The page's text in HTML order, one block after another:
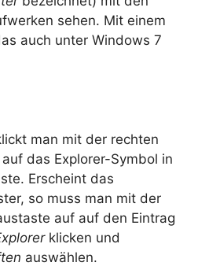
sehen. Mit einem
auch unter Windows 7
man mit der rechten
das Explorer-Symbol in
Erscheint das
so muss man mit der
auf auf den Eintrag
klicken und
auswählen.